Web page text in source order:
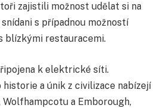
zajistili možnost udělat si na
s případnou možností
blízkými restauracemi.
k elektrické síti.
historie a únik z civilizace nabízejí
a Emborough,